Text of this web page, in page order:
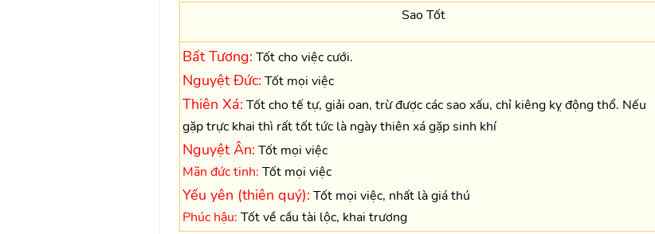
Sao Tốt
Bất Tương: Tốt cho việc cưới.
Nguyệt Đức: Tốt mọi việc
Thiên Xá: Tốt cho tế tự, giải oan, trừ được các sao xấu, chỉ kiêng kỵ động thổ. Nếu
gặp trực khai thì rất tốt tức là ngày thiên xá gặp sinh khí
Nguyệt Ân: Tốt mọi việc
Mãn đức tinh: Tốt mọi việc
Yếu yên (thiên quý): Tốt mọi việc, nhất là giá thú
Phúc hậu: Tốt về cầu tài lộc, khai trương